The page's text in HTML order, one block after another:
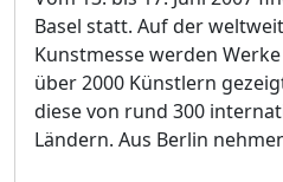
Basel statt. Auf der
Kunstmesse werden
über 2000 Künstlern
diese von rund 300
Ländern. Aus Berlin